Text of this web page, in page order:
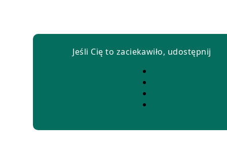
Jeśli Cię to zaciekawiło, udostępnij